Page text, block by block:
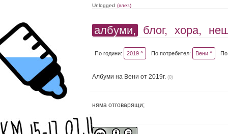
Unlogged (влез)
албуми, блог, хора,
По години: 2019 ^ По потребител: Вени ^
Албуми на Вени от 2019г. (0)
няма отговарящи;